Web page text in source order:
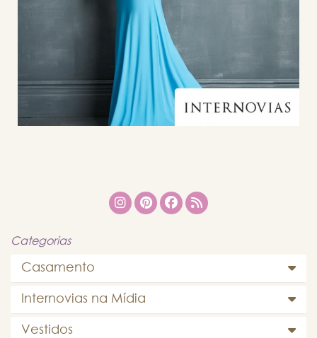
Categorias
Casamento
Internovias na Mídia
Vestidos